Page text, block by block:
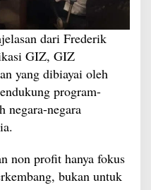
dari Frederik
GIZ, GIZ
yang dibiayai oleh
program-
negara-negara
non profit hanya fokus
bukan untuk